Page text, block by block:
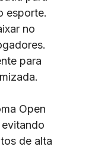
esporte.
no
para
Open
de alta